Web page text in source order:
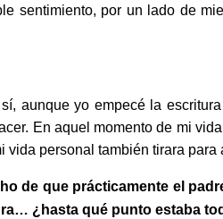
sentimiento, por un lado de
aunque yo empecé la
En aquel momento de mi
vida personal también tirara para
de que prácticamente el
¿hasta qué punto estaba